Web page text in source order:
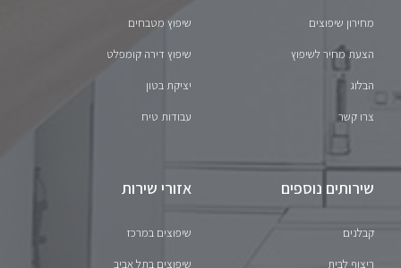
מחירון שיפוצים
הצעת מחיר לשיפוץ
הבלוג
צרו קשר
שיפוץ מטבחים
שיפוץ דירה קומפלט
יציקת בטון
עבודות טיח
שירותים נוספים
קבלנים
ריצוף לבית
אזורי שירות
שיפוצים במרכז
שיפוצים בתל אביב